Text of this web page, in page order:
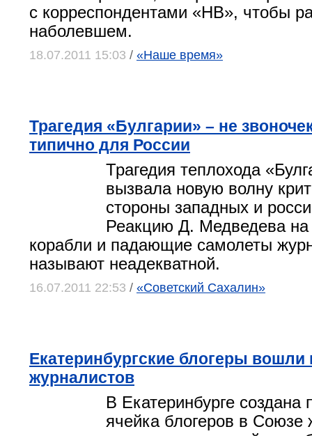
с корреспондентами «НВ», чтобы
наболевшем.
18.07.2011 15:03 / «Наше время»
Трагедия «Булгарии» – не
типично для России
Трагедия теплохода
вызвала новую волну
стороны западных и
Реакцию Д. Медведева
корабли и падающие самолеты
называют неадекватной.
16.07.2011 22:53 / «Советский Сахалин»
Екатеринбургские блогеры
журналистов
В Екатеринбурге создана
ячейка блогеров в Союзе